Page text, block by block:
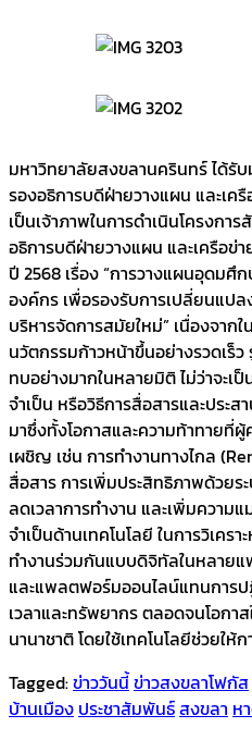
มหาวิทยาลัยสงขลานครินทร์ ได้รั
รองอธิการบดีฝ่ายวางแผน และเค
เป็นเจ้าภาพในการดำเนินโครงกา
อธิการบดีฝ่ายวางแผน และเครือข่
ปี 2568 เรื่อง “การวางแผนอุดม
องค์กร เพื่อรองรับการเปลี่ยนแป
บริหารจัดการสมัยใหม่” เนื่องจาก
นวัตกรรมก้าวหน้าขึ้นอย่างรวดเร็
ทบอย่างมากในหลายมิติ ไม่ว่าจะเ
จำเป็น หรือวิธีการสื่อสารและประ
มาซึ่งทั้งโอกาสและความท้าทายที่
เผชิญ เช่น การทำงานทางไกล
สื่อสาร การเพิ่มประสิทธิภาพด้วยร
ลดเวลาการทำงาน และเพิ่มความ
จำเป็นด้านเทคโนโลยี ในการวิเคร
ทำงานร่วมกันแบบดิจิทัลในหลาย
และแพลตฟอร์มออนไลน์แทนการ
เวลาและทรัพยากร ตลอดจนโอกา
นานาชาติ โดยใช้เทคโนโลยีช่วยให้
Tagged:ข่าววันนี้ข่าวสงขลาโฟกัส
บ้านเมือง ประชาสัมพันธ์สงขลา ห